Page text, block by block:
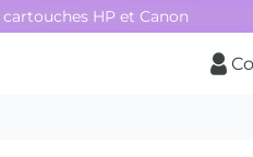
HP et Canon